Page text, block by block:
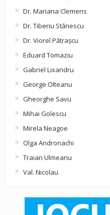
Dr. Mariana Clemens
Dr. Tiberiu Stănescu
Dr. Viorel Pătraşcu
Eduard Tomaziu
Gabriel Lixandru
George Olteanu
Gheorghe Savu
Mihai Golescu
Mirela Neagoe
Olga Andronachi
Traian Ulmeanu
Val. Nicolau